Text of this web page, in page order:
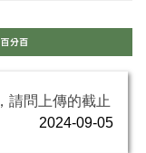
請問上傳的截止
2024-09-05